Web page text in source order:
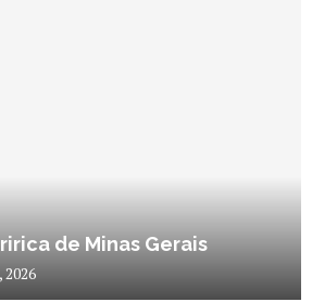
de Minas Gerais